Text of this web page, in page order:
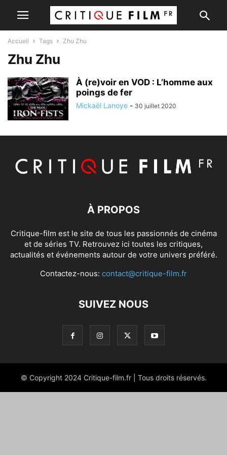
Accueil Tags Zhu Zhu
Zhu Zhu
À (re)voir en VOD : L’homme aux
poings de fer
Mickaël Lanoye - 30 juillet 2020
À PROPOS
Critique-film est le site de tous les passionnés de cinéma
et de séries TV. Retrouvez ici toutes les critiques,
actualités et événements autour de votre univers préféré.
Contactez-nous: contact@critique-film.fr
SUIVEZ NOUS
© Copyright 2024 Critique-film.fr | Tous droits réservés.